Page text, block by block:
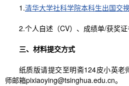
1.清华大学社科学院本科生出国交
2.个人自述（CV）、成绩单/获奖
三、材料提交方式
纸质版请提交至明斋124皮小英老
师邮箱pixiaoying@tsinghua.edu.cn。